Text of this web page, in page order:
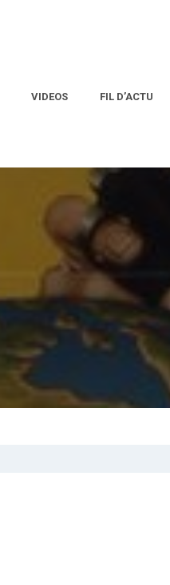
VIDEOS FIL D’ACTU